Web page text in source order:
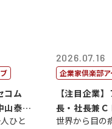
コム
山泰
ひと
2026.07.16
企業家倶楽部
【注目企業
長・社長兼Ｃ
世界から目の